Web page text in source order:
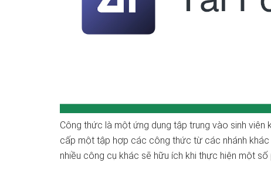
Công thức là một ứng dụng tập trung vào sinh viên
cấp một tập hợp các công thức từ các nhánh
nhiều công cụ khác sẽ hữu ích khi thực hiện một số